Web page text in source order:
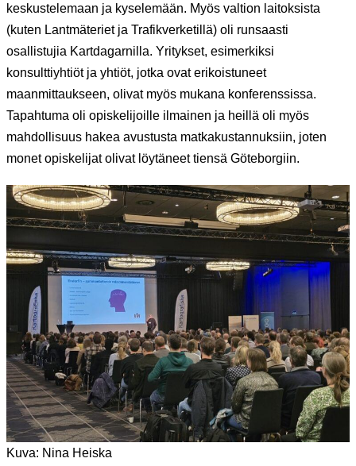
keskustelemaan ja kyselemään. Myös valtion laitoksista
(kuten Lantmäteriet ja Trafikverketillä) oli runsaasti
osallistujia Kartdagarnilla. Yritykset, esimerkiksi
konsulttiyhtiöt ja yhtiöt, jotka ovat erikoistuneet
maanmittaukseen, olivat myös mukana konferenssissa.
Tapahtuma oli opiskelijoille ilmainen ja heillä oli myös
mahdollisuus hakea avustusta matkakustannuksiin, joten
monet opiskelijat olivat löytäneet tiensä Göteborgiin.
Kuva: Nina Heiska